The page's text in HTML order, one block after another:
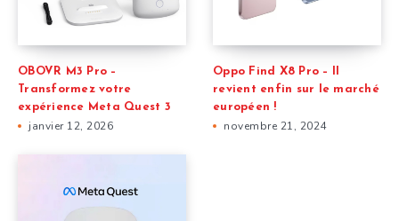
OBOVR M3 Pro –
Transformez votre
expérience Meta Quest 3
janvier 12, 2026
Oppo Find X8 Pro – Il
revient enfin sur le marché
européen !
novembre 21, 2024